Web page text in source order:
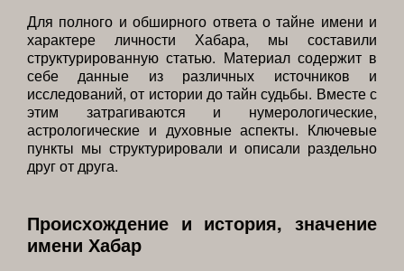
Для полного и обширного ответа о тайне имени и
характере личности Хабара, мы составили
структурированную статью. Материал содержит в
себе данные из различных источников и
исследований, от истории до тайн судьбы. Вместе с
этим затрагиваются и нумерологические,
астрологические и духовные аспекты. Ключевые
пункты мы структурировали и описали раздельно
друг от друга.
Происхождение и история, значение
имени Хабар